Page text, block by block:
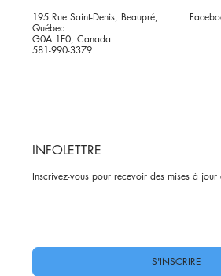
195 Rue Saint-Denis, Beaupré,
Québec
G0A 1E0, Canada
581-990-3379
INFOLETTRE
Inscrivez-vous pour recevoir des mises à jour
S'INSCRIRE